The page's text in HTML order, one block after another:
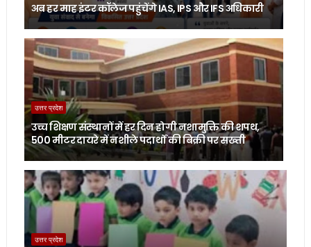
अब हर माह इंटर कॉलेज पहुंचेंगे IAS, IPS और IFS अधिकारी
उत्तर प्रदेश
उच्च शिक्षण संस्थानों में हर दिन होगी नशामुक्ति की शपथ,
500 मीटर दायरे में नशीले पदार्थों की बिक्री पर सख्ती
उत्तर प्रदेश